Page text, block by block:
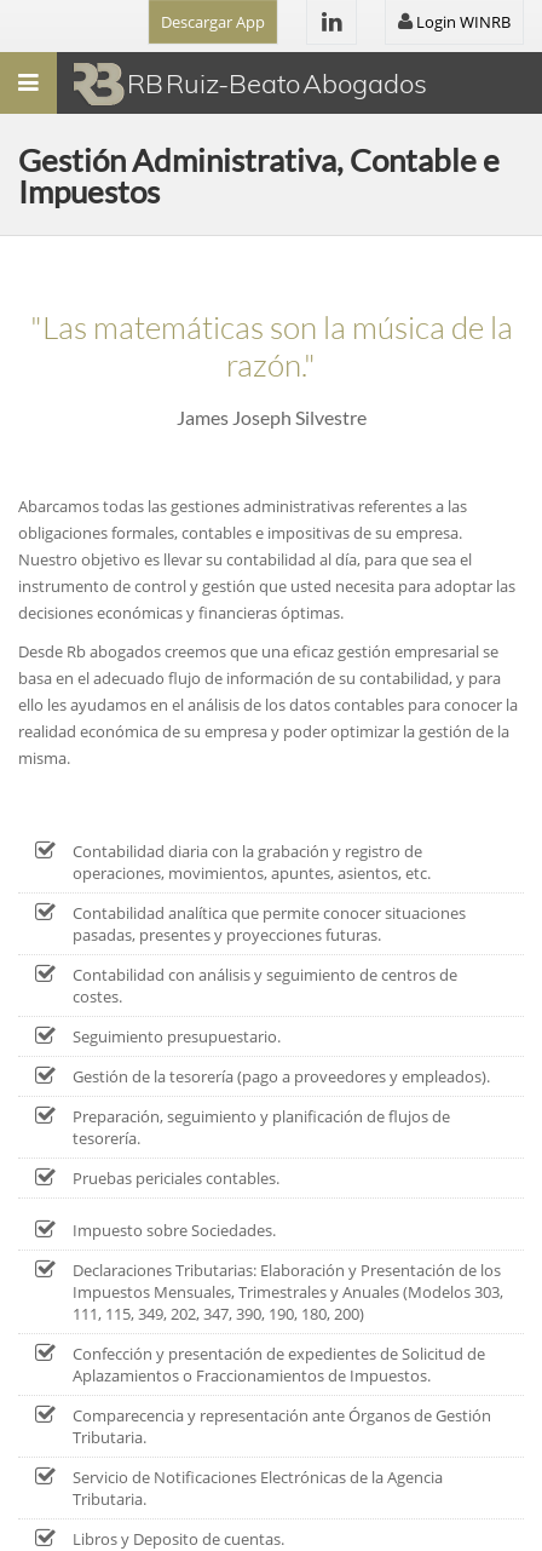
Descargar App Login WINRB
Menú RB Ruiz-Beato Abogados
Gestión Administrativa, Contable e
Impuestos
"Las matemáticas son la música de la
razón."
James Joseph Silvestre
Abarcamos todas las gestiones administrativas referentes a las
obligaciones formales, contables e impositivas de su empresa.
Nuestro objetivo es llevar su contabilidad al día, para que sea el
instrumento de control y gestión que usted necesita para adoptar las
decisiones económicas y financieras óptimas.
Desde Rb abogados creemos que una eficaz gestión empresarial se
basa en el adecuado flujo de información de su contabilidad, y para
ello les ayudamos en el análisis de los datos contables para conocer la
realidad económica de su empresa y poder optimizar la gestión de la
misma.
Contabilidad diaria con la grabación y registro de
operaciones, movimientos, apuntes, asientos, etc.
Contabilidad analítica que permite conocer situaciones
pasadas, presentes y proyecciones futuras.
Contabilidad con análisis y seguimiento de centros de
costes.
Seguimiento presupuestario.
Gestión de la tesorería (pago a proveedores y empleados).
Preparación, seguimiento y planificación de flujos de
tesorería.
Pruebas periciales contables.
Impuesto sobre Sociedades.
Declaraciones Tributarias: Elaboración y Presentación de los
Impuestos Mensuales, Trimestrales y Anuales (Modelos 303,
111, 115, 349, 202, 347, 390, 190, 180, 200)
Confección y presentación de expedientes de Solicitud de
Aplazamientos o Fraccionamientos de Impuestos.
Comparecencia y representación ante Órganos de Gestión
Tributaria.
Servicio de Notificaciones Electrónicas de la Agencia
Tributaria.
Libros y Deposito de cuentas.